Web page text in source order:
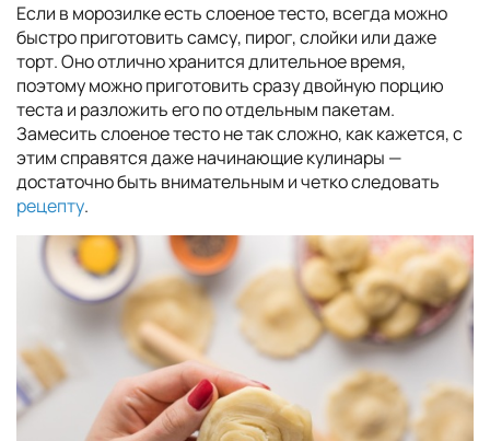
Если в морозилке есть слоеное тесто, всегда можно
быстро приготовить самсу, пирог, слойки или даже
торт. Оно отлично хранится длительное время,
поэтому можно приготовить сразу двойную порцию
теста и разложить его по отдельным пакетам.
Замесить слоеное тесто не так сложно, как кажется, с
этим справятся даже начинающие кулинары —
достаточно быть внимательным и четко следовать
рецепту.